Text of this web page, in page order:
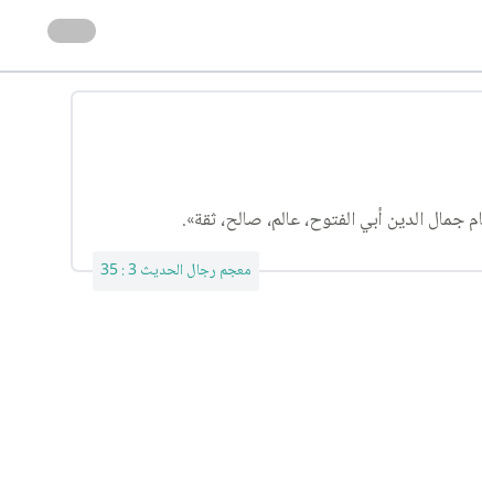
الدين أبي الفتوح، عالم، صالح، ثقة».
معجم رجال الحديث 3 : 35